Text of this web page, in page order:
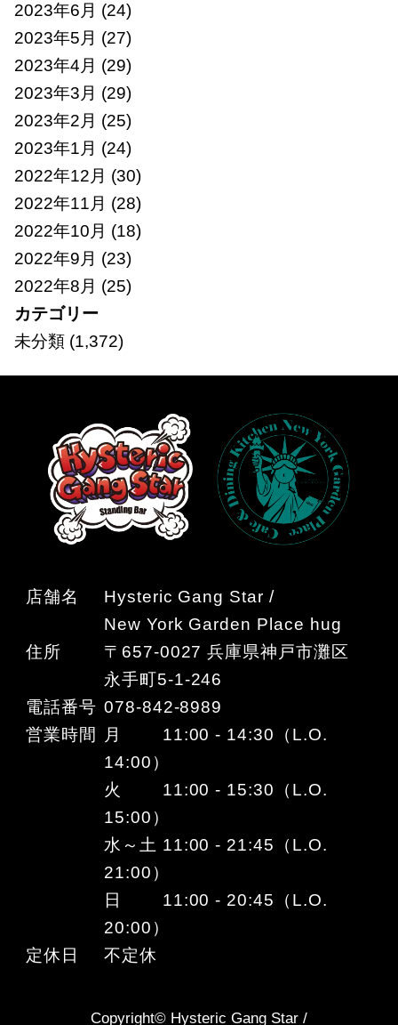
2023年6月 (24)
2023年5月 (27)
2023年4月 (29)
2023年3月 (29)
2023年2月 (25)
2023年1月 (24)
2022年12月 (30)
2022年11月 (28)
2022年10月 (18)
2022年9月 (23)
2022年8月 (25)
カテゴリー
未分類(1,372)
店舗名
Hysteric Gang Star /
New York Garden Place hug
住所
〒657-0027 兵庫県神戸市灘区
永手町5-1-246
電話番号 078-842-8989
営業時間
月 11:00 - 14:30（L.O.
14:00）
火 11:00 - 15:30（L.O.
15:00）
水～土 11:00 - 21:45（L.O.
21:00）
日 11:00 - 20:45（L.O.
20:00）
定休日
不定休
Copyright© Hysteric Gang Star /